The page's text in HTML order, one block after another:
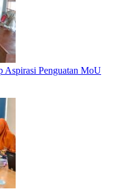
Aspirasi Penguatan MoU